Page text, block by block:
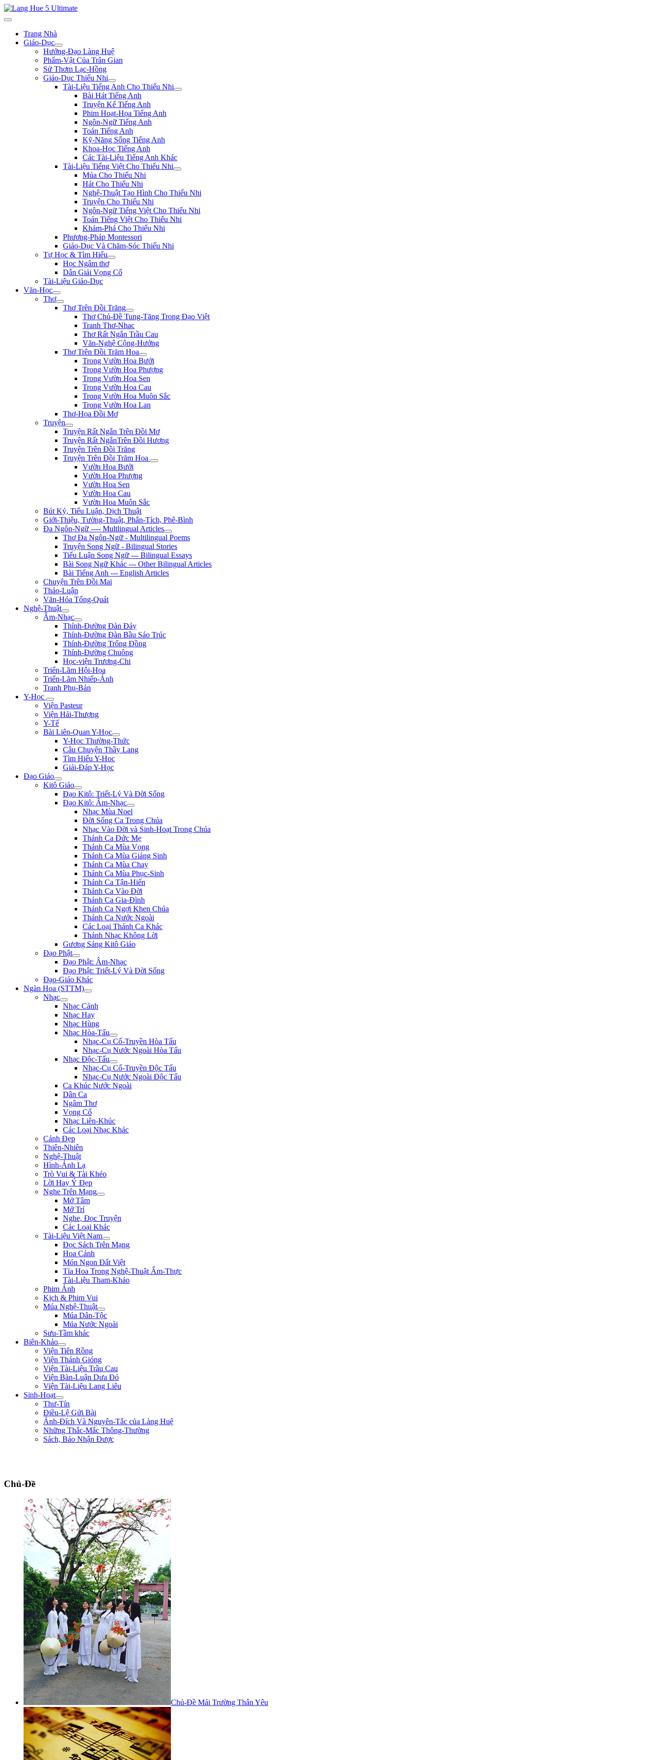
Trang Nhà
Giáo-Dục
Hướng-Đạo Làng Huệ
Phẩm-Vật Của Trân Gian
Sử Thơm Lạc-Hồng
Giáo-Dục Thiếu Nhi
Tài-Liệu Tiếng Anh Cho Thiếu Nhi
Bài Hát Tiếng Anh
Truyện Kể Tiếng Anh
Phim Hoạt-Họa Tiếng Anh
Ngôn-Ngữ Tiếng Anh
Toán Tiếng Anh
Kỹ-Năng Sống Tiếng Anh
Khoa-Học Tiếng Anh
Các Tài-Liệu Tiếng Anh Khác
Tài-Liệu Tiếng Việt Cho Thiếu Nhi
Múa Cho Thiếu Nhi
Hát Cho Thiếu Nhi
Nghệ-Thuật Tạo Hình Cho Thiếu Nhi
Truyện Cho Thiếu Nhi
Ngôn-Ngữ Tiếng Việt Cho Thiếu Nhi
Toán Tiếng Việt Cho Thiếu Nhi
Khám-Phá Cho Thiếu Nhi
Phương-Pháp Montessori
Giáo-Dục Và Chăm-Sóc Thiếu Nhi
Tự Học & Tìm Hiểu
Học Ngâm thơ
Dẫn Giải Vọng Cổ
Tài-Liệu Giáo-Dục
Văn-Học
Thơ
Thơ Trên Đồi Trăng
Thơ Chủ-Đề Tung-Tăng Trong Đạo Việt
Tranh Thơ-Nhac
Thơ Rất Ngắn Trầu Cau
Văn-Nghệ Cộng-Hưởng
Thơ Trên Đồi Trăm Hoa
Trong Vườn Hoa Bưởi
Trong Vườn Hoa Phượng
Trong Vườn Hoa Sen
Trong Vườn Hoa Cau
Trong Vườn Hoa Muôn Sắc
Trong Vườn Hoa Lan
Thơ-Họa Đồi Mơ
Truyện
Truyện Rất Ngắn Trên Đồi Mơ
Truyện Rất NgắnTrên Đồi Hương
Truyện Trên Đồi Trăng
Truyện Trên Đồi Trăm Hoa
Vườn Hoa Bưởi
Vườn Hoa Phượng
Vườn Hoa Sen
Vườn Hoa Cau
Vườn Hoa Muôn Sắc
Bút Ký, Tiểu Luận, Dịch Thuật
Giới-Thiệu, Tường-Thuật, Phân-Tích, Phê-Bình
Đa Ngôn-Ngữ ---- Multlingual Articles
Thơ Đa Ngôn-Ngữ - Multilingual Poems
Truyện Song Ngữ - Bilingual Stories
Tiểu Luận Song Ngữ --- Bilingual Essays
Bài Song Ngữ Khác --- Other Bilingual Articles
Bài Tiếng Anh --- English Articles
Chuyện Trên Đồi Mai
Thảo-Luận
Văn-Hóa Tổng-Quát
Nghệ-Thuật
Âm-Nhạc
Thính-Đường Đàn Đáy
Thính-Đường Đàn Bầu Sáo Trúc
Thính-Đường Trống Đồng
Thính-Đường Chuông
Học-viện Trương-Chi
Triển-Lãm Hội-Họa
Triển-Lãm Nhiếp-Ảnh
Tranh Phụ-Bản
Y-Học
Viện Pasteur
Viện Hải-Thượng
Y-Tế
Bài Liên-Quan Y-Học
Y-Học Thường-Thức
Câu Chuyện Thầy Lang
Tìm Hiểu Y-Hoc
Giải-Đáp Y-Học
Đạo Giáo
Kitô Giáo
Đạo Kitô: Triết-Lý Và Đời Sống
Đạo Kitô: Âm-Nhạc
Nhạc Mùa Noel
Đời Sống Ca Trong Chúa
Nhạc Vào Đời và Sinh-Hoạt Trong Chúa
Thánh Ca Đức Mẹ
Thánh Ca Mùa Vọng
Thánh Ca Mùa Giáng Sinh
Thánh Ca Mùa Chay
Thánh Ca Mùa Phục-Sinh
Thánh Ca Tận-Hiến
Thánh Ca Vào Đời
Thánh Ca Gia-Đình
Thánh Ca Ngợi Khen Chúa
Thánh Ca Nước Ngoài
Các Loại Thánh Ca Khác
Thánh Nhạc Không Lời
Gương Sáng Kitô Giáo
Đạo Phật
Đạo Phật: Âm-Nhạc
Đạo Phật: Triết-Lý Và Đời Sống
Đạo-Giáo Khác
Ngàn Hoa (STTM)
Nhạc
Nhạc Cảnh
Nhạc Hay
Nhạc Hùng
Nhạc Hòa-Tấu
Nhạc-Cụ Cổ-Truyền Hòa Tấu
Nhạc-Cụ Nước Ngoài Hòa Tấu
Nhạc Độc-Tấu
Nhạc-Cụ Cổ-Truyền Độc Tấu
Nhạc-Cụ Nước Ngoài Độc Tấu
Ca Khúc Nước Ngoài
Dân Ca
Ngâm Thơ
Vọng Cổ
Nhạc Liên-Khúc
Các Loại Nhạc Khác
Cảnh Đẹp
Thiên-Nhiên
Nghệ-Thuật
Hình-Ảnh Lạ
Trò Vui & Tài Khéo
Lời Hay Ý Đẹp
Nghe Trên Mạng
Mở Tâm
Mở Trí
Nghe, Đọc Truyện
Các Loại Khác
Tài-Liệu Việt Nam
Đọc Sách Trên Mạng
Hoa Cảnh
Món Ngon Đất Việt
Tỉa Hoa Trong Nghệ-Thuật Ẩm-Thực
Tài-Liệu Tham-Khảo
Phim Ảnh
Kịch & Phim Vui
Múa Nghệ-Thuật
Múa Dân-Tộc
Múa Nước Ngoài
Sưu-Tầm khác
Biên-Khảo
Viện Tiên Rồng
Viện Thánh Gióng
Viện Tài-Liệu Trầu Cau
Viện Bàn-Luận Dưa Đỏ
Viện Tài-Liệu Lang Liêu
Sinh-Hoạt
Thư-Tín
Điều-Lệ Gửi Bài
Ảnh-Đích Và Nguyên-Tắc của Làng Huệ
Những Thắc-Mắc Thông-Thường
Sách, Báo Nhận Được
Chủ-Đề
Chủ-Đề Mái Trường Thân Yêu